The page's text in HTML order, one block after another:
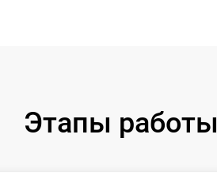
Этапы работы